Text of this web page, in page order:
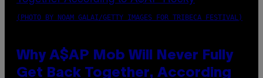
(PHOTO BY NOAM GALAI/GETTY IMAGES FOR TRIBECA FESTIVAL)
Why A$AP Mob Will Never Fully
Get Back Together, According